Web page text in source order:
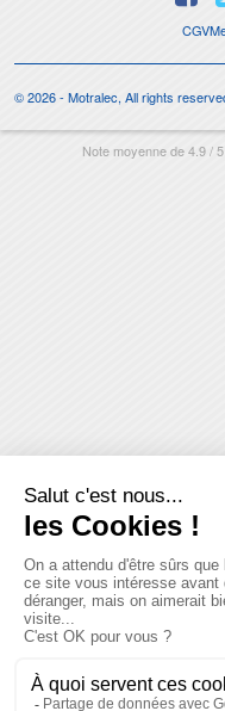
CGV
© 2026 - Motralec, All rights
Note moyenne de4.9/5